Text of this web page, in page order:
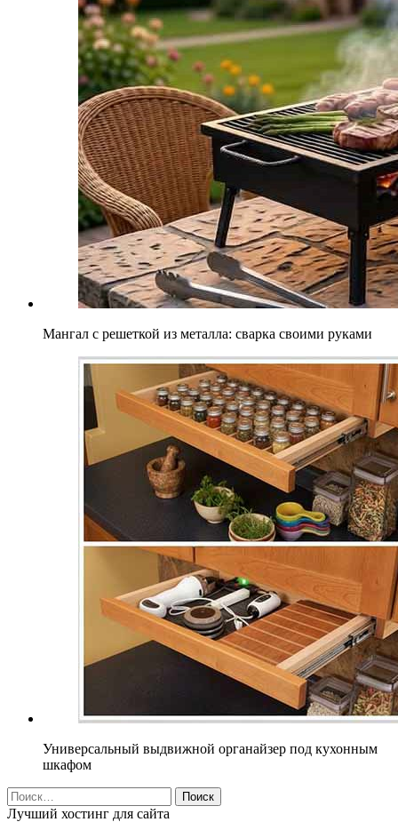
Мангал с решеткой из металла: сварка своими руками
Универсальный выдвижной органайзер под кухонным
шкафом
Найти:
Лучший хостинг для сайта